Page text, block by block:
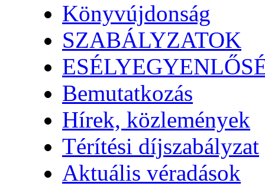
Könyvújdonság
SZABÁLYZATOK
Bemutatkozás
Hírek, közlemények
Térítési díjszabályzat
Aktuális véradások